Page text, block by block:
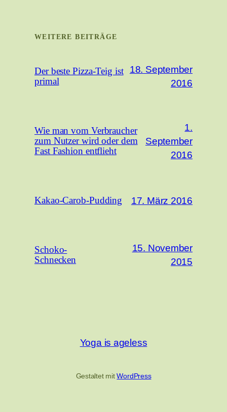
WEITERE BEITRÄGE
Der beste Pizza-Teig ist
primal
18. September
2016
Wie man vom Verbraucher
zum Nutzer wird oder dem
Fast Fashion entflieht
1.
September
2016
Kakao-Carob-Pudding 17. März 2016
Schoko-
Schnecken
15. November
2015
Yoga is ageless
Gestaltet mitWordPress